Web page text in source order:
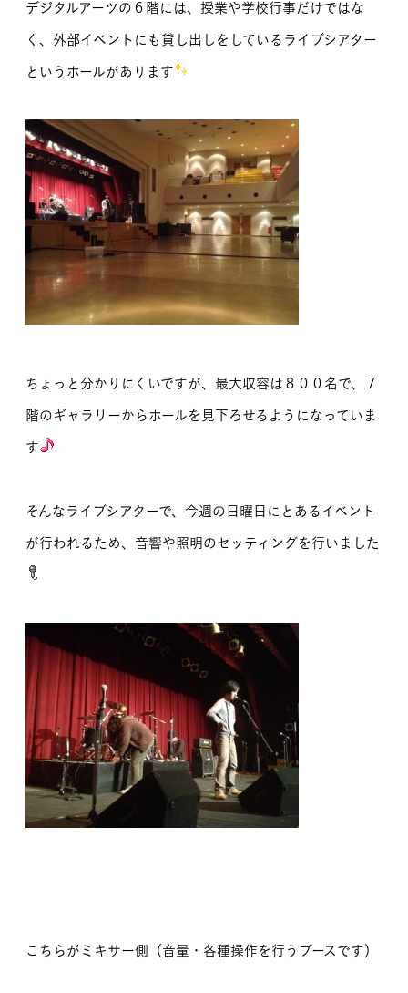
資料請求
お問い合わせ
交通アクセス
学校情報公開
よくある質問
サイトマップ
デジタルアーツの６階には、授業や学校行事だけではな
く、外部イベントにも貸し出しをしているライブシアター
というホールがあります
ちょっと分かりにくいですが、最大収容は８００名で、７
階のギャラリーからホールを見下ろせるようになっていま
す
そんなライブシアターで、今週の日曜日にとあるイベント
が行われるため、音響や照明のセッティングを行いました
こちらがミキサー側（音量・各種操作を行うブースです）